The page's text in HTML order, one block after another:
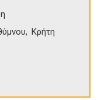
Κρήτη